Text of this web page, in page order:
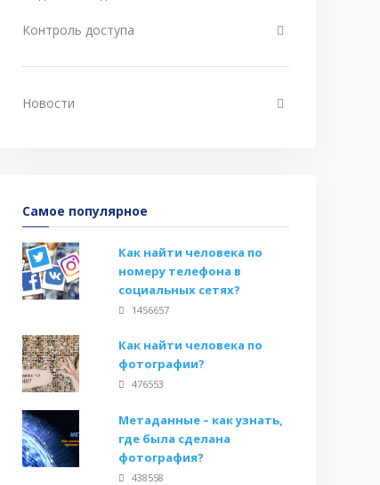
Контроль доступа
Новости
Самое популярное
Как найти человека по
номеру телефона в
социальных сетях?
1456657
Как найти человека по
фотографии?
476553
Метаданные – как узнать,
где была сделана
фотография?
438558